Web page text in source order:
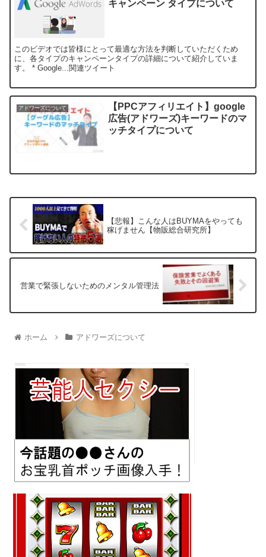
キャンペーン タイプについて
このビデオでは皆様にとって最適な方法を判断していただくため
に、各タイプのキャンペーンタイプの詳細について紹介していま
す。 * Google...関連ツイート
アドワーズについて
【PPCアフィリエイト】google
広告(アドワーズ)キーワードのマ
ッチタイプについて
【悲報】こんな人はBUYMAをやっても
稼げません【物販総合研究所】
営業で緊張しないためのメンタル管理法
ホーム アドワーズについて